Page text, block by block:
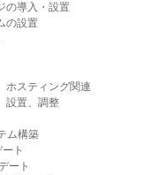
の導入・設置
の設置
ホスティング関連
設置、調整
ム構築
ト
ート